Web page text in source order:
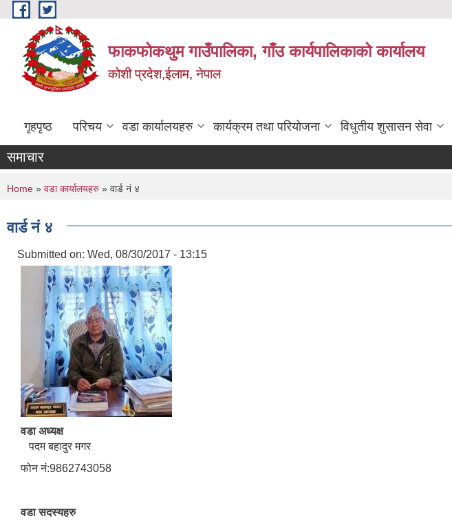
Skip to main content
फाकफोकथुम गाउँपालिका, गाँउ कार्यपालिकाको कार्यालय
कोशी प्रदेश,ईलाम, नेपाल
गृहपृष्ठ परिचय वडा कार्यालयहरु कार्यक्रम तथा परियोजना विधुतीय शुसासन सेवा
समाचार
You are here
Home » वडा कार्यालयहरु » वार्ड नं ४
वार्ड नं ४
Submitted on: Wed, 08/30/2017 - 13:15
वडा अध्यक्ष
पदम बहादुर मगर
फोन नं:9862743058
वडा सदस्यहरु